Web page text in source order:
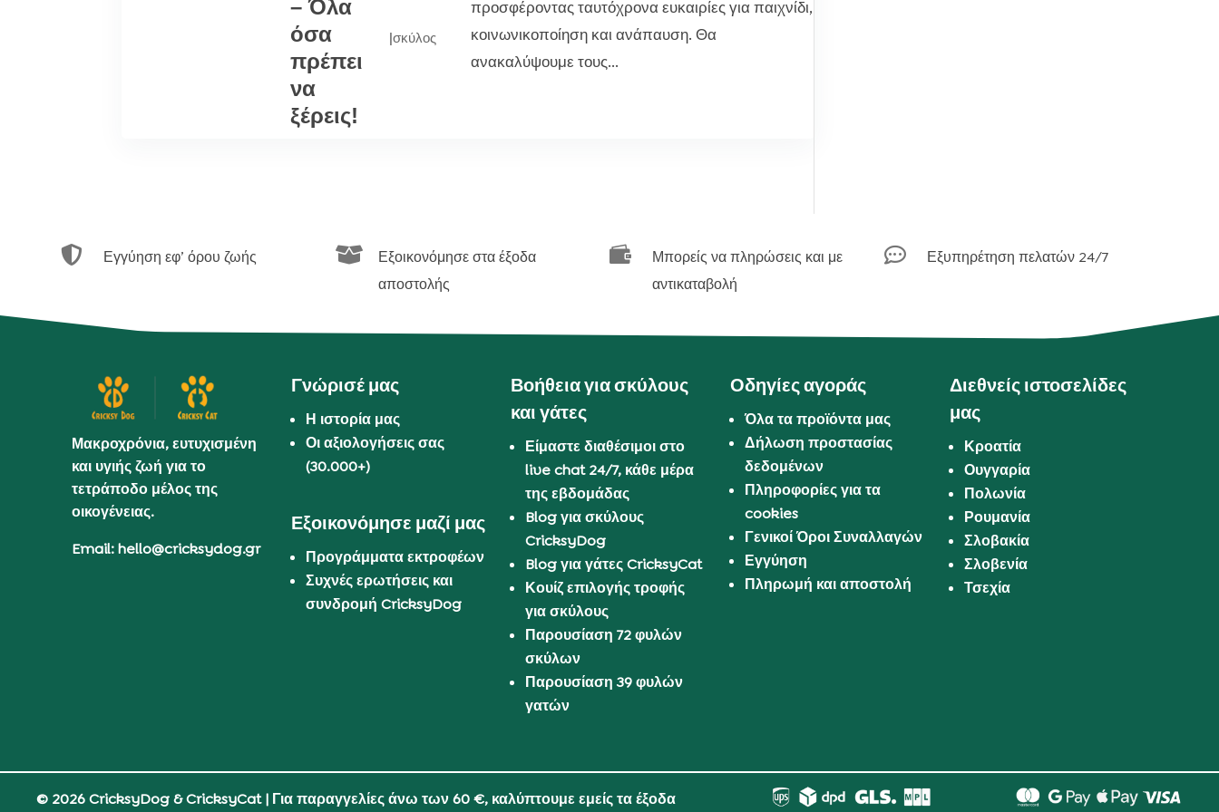
– Όλα
όσα
πρέπει
να
ξέρεις!
|σκύλος
προσφέροντας ταυτόχρονα ευκαιρίες για παιχνίδι,
κοινωνικοποίηση και ανάπαυση. Θα
ανακαλύψουμε τους...
 Εγγύηση εφ’ όρου ζωής 
Εξοικονόμησε στα έξοδα
αποστολής

Μπορείς να πληρώσεις και με
αντικαταβολή
 Εξυπηρέτηση πελατών 24/7
Μακροχρόνια, ευτυχισμένη
και υγιής ζωή για το
τετράποδο μέλος της
οικογένειας.
Email: hello@cricksydog.gr
Γνώρισέ μας
Η ιστορία μας
Οι αξιολογήσεις σας
(30.000+)
Εξοικονόμησε μαζί μας
Προγράμματα εκτροφέων
Συχνές ερωτήσεις και
συνδρομή CricksyDog
Βοήθεια για σκύλους
και γάτες
Είμαστε διαθέσιμοι στο
live chat 24/7, κάθε μέρα
της εβδομάδας
Blog για σκύλους
CricksyDog
Blog για γάτες CricksyCat
Κουίζ επιλογής τροφής
για σκύλους
Παρουσίαση 72 φυλών
σκύλων
Παρουσίαση 39 φυλών
γατών
Οδηγίες αγοράς
Όλα τα προϊόντα μας
Δήλωση προστασίας
δεδομένων
Πληροφορίες για τα
cookies
Γενικοί Όροι Συναλλαγών
Εγγύηση
Πληρωμή και αποστολή
Διεθνείς ιστοσελίδες
μας
Κροατία
Ουγγαρία
Πολωνία
Ρουμανία
Σλοβακία
Σλοβενία
Τσεχία
© 2026 CricksyDog & CricksyCat| Για παραγγελίες άνω των 60 €, καλύπτουμε εμείς τα έξοδα